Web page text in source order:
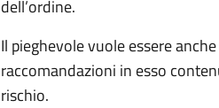
dell’ordine.
Il pieghevole vuole essere
raccomandazioni in esso
rischio.